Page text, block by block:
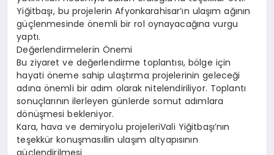
Yiğitbaşı, bu projelerin Afyonkarahisar’ın ulaşım ağının
güçlenmesinde önemli bir rol oynayacağına vurgu
yaptı.
Değerlendirmelerin Önemi
Bu ziyaret ve değerlendirme toplantısı, bölge için
hayati öneme sahip ulaştırma projelerinin geleceği
adına önemli bir adım olarak nitelendiriliyor. Toplantı
sonuçlarının ilerleyen günlerde somut adımlara
dönüşmesi bekleniyor.
Kara, hava ve demiryolu projeleriVali Yiğitbaşı’nın
teşekkür konuşmasıİlin ulaşım altyapısının